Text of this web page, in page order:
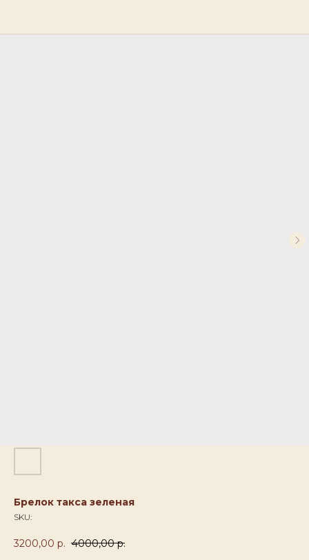
Брелок такса зеленая
SKU:
3200,00 р. 4000,00 р.